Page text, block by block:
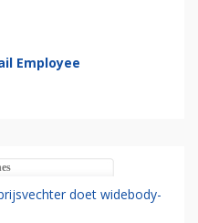
Employee
doet widebody-